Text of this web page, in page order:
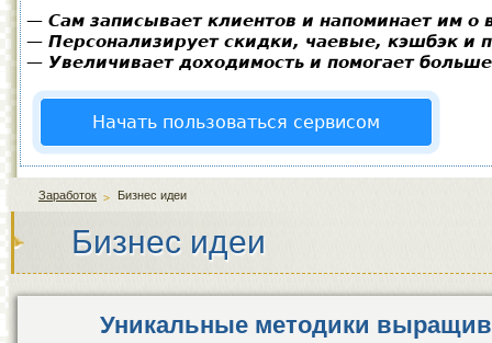
— Сам записывает клиентов и напоминает им о
— Персонализирует скидки, чаевые, кэшбэк и
— Увеличивает доходимость и помогает
Начать пользоваться сервисом
Заработок Бизнес идеи
Бизнес идеи
Уникальные методики